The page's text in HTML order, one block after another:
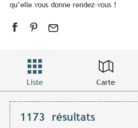
qu’elle vous donne rendez-vous !
Liste Carte
1173 résultats